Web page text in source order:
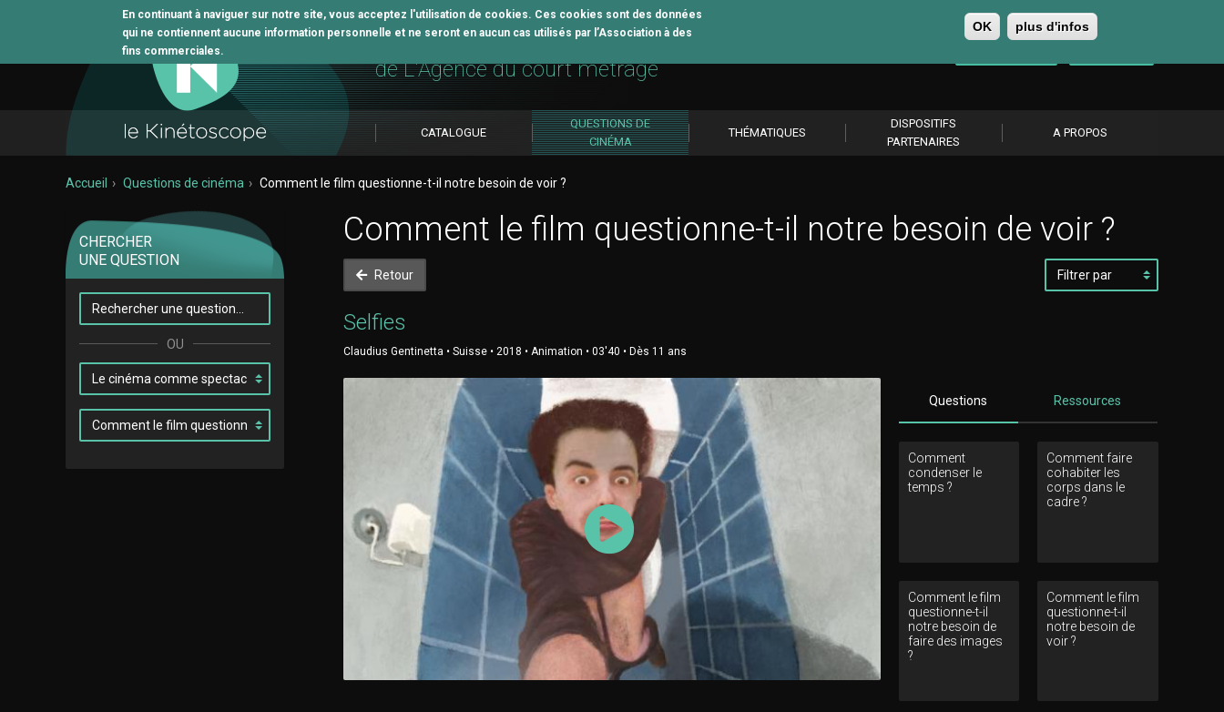
En continuant à naviguer sur notre site, vous acceptez l'utilisation de cookies. Ces cookies sont des données
qui ne contiennent aucune information personnelle et ne seront en aucun cas utilisés par l’Association à des
fins commerciales.
OK plus d'infos
L'outil pédagogique
de L'Agence du court métrage
CATALOGUE
QUESTIONS DE
CINÉMA
THÉMATIQUES
DISPOSITIFS
PARTENAIRES
A PROPOS
Accueil Questions de cinéma Comment le film questionne-t-il notre besoin de voir ?
CHERCHER
UNE QUESTION
Comment le film questionne-t-il notre besoin de voir ?
Retour
par
Selfies
Claudius Gentinetta • Suisse • 2018 • Animation • 03'40 • Dès 11 ans
Lancer la vidéo
Questions Ressources
Comment
condenser le
temps ?
Comment faire
cohabiter les
corps dans le
cadre ?
Comment le film
questionne-t-il
notre besoin de
faire des images
?
Comment le film
questionne-t-il
notre besoin de
voir ?